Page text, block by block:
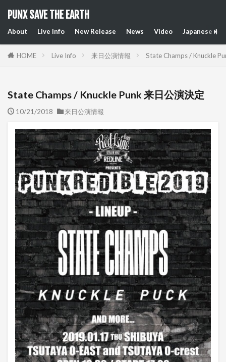
PUNX SAVE THE EARTH
About Live Info New Release News Video Japanese
HOME Live Info 来日公演情報 State Champs / Knuckle
State Champs / Knuckle Punk 来日公演決定
10/21/2018 来日公演情報